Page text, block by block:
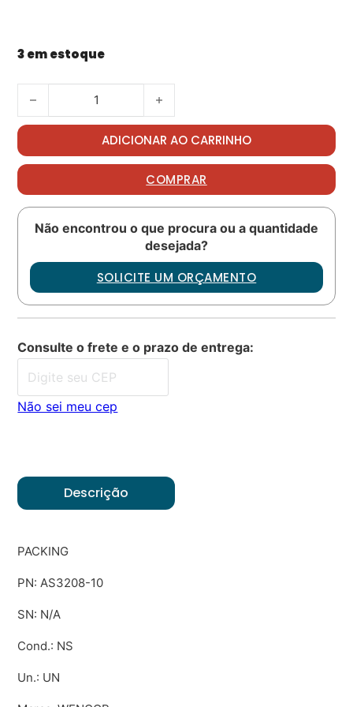
3 em estoque
Packing PN: AS3208-10 quantidade
ADICIONAR AO CARRINHO
COMPRAR
Não encontrou o que procura ou a quantidade
desejada?
SOLICITE UM ORÇAMENTO
Consulte o frete e o prazo de entrega:
Não sei meu cep
Descrição
PACKING
PN: AS3208-10
SN: N/A
Cond.: NS
Un.: UN